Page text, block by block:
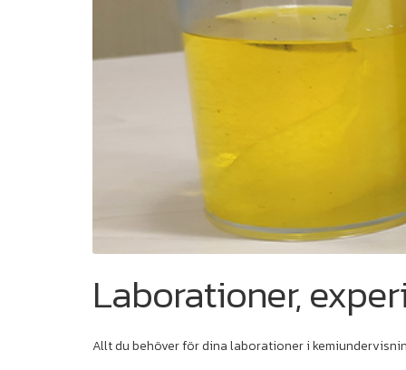
Laborationer,
Allt du behöver för dina laborationer i